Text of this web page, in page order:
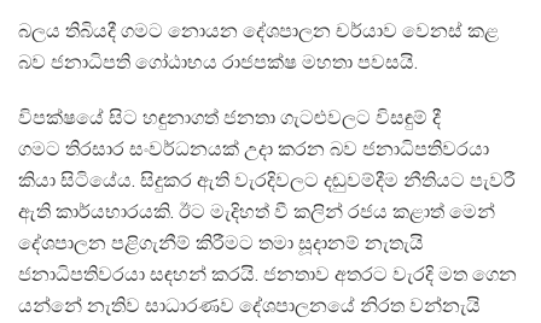
බලය තිබියදී ගමට නොයන දේශපාලන චර්යාව වෙනස් කළ
බව ජනාධිපති ගෝඨාභය රාජපක්ෂ මහතා පවසයි.
විපක්ෂයේ සිට හඳුනාගත් ජනතා ගැටළුවලට විසඳුම් දී
ගමට තිරසාර සංවර්ධනයක් උදා කරන බව ජනාධිපතිවරයා
කියා සිටියේය. සිදුකර ඇති වැරදිවලට දඬුවම්දීම නීතියට පැවරී
ඇති කාර්යභාරයකි. ඊට මැදිහත් වී කලින් රජය කළාත් මෙන්
දේශපාලන පළිගැනීම් කිරීමට තමා සූදානම් නැතැයි
ජනාධිපතිවරයා සඳහන් කරයි. ජනතාව අතරට වැරදි මත ගෙන
යන්නේ නැතිව සාධාරණව දේශපාලනයේ නිරත වන්නැයි